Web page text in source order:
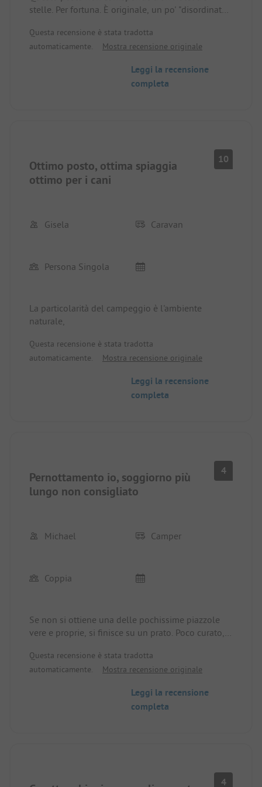
stelle. Per fortuna. È originale, un po' "disordinato",
caso e ci siamo sentiti molto a nostro agio.
Questa recensione è stata tradotta
automaticamente.
Mostra recensione originale
Leggi la recensione
completa
Ottimo posto, ottima spiaggia
ottimo per i cani
10
Gisela Caravan
Persona Singola
La particolarità del campeggio è l'ambiente
naturale,
Questa recensione è stata tradotta
automaticamente.
Mostra recensione originale
Leggi la recensione
completa
Pernottamento io, soggiorno più
lungo non consigliato
4
Michael Camper
Coppia
Se non si ottiene una delle pochissime piazzole
vere e proprie, si finisce su un prato. Poco curato,
lavandini fatiscenti. I servizi igienici sono per i più
resistenti. Nel complesso, sconsigliato a meno che
compensa. La cosa buffa è che l'area d'ingresso è
eccellente. Purtroppo solo questo.
Questa recensione è stata tradotta
automaticamente.
Mostra recensione originale
Leggi la recensione
completa
4